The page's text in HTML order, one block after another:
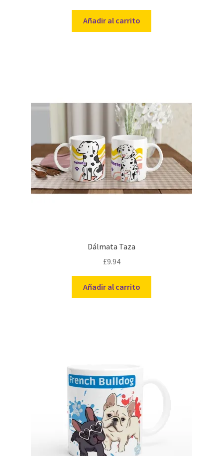
Añadir al carrito
Dálmata Taza
£9.94
Añadir al carrito